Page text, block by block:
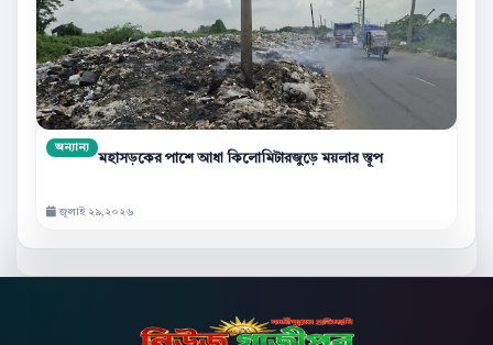
অন্যান্য
মহাসড়কের পাশে আধা কিলোমিটারজুড়ে ময়লার স্তূপ
জুলাই ২৯,২০২৬